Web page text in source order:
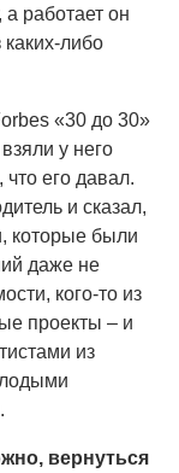
работает он
либо
«30 до 30»
у него
его давал.
и сказал,
которые были
даже не
кого-то из
проекты – и
из
вернуться